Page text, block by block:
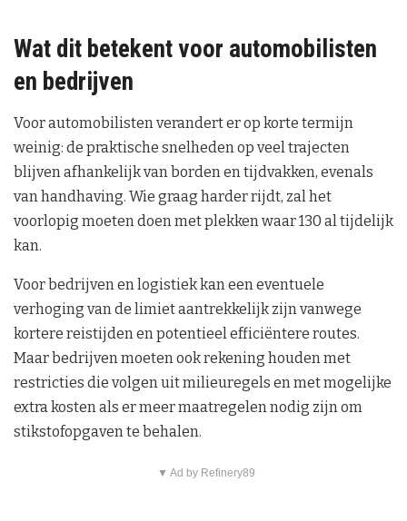
Wat dit betekent voor automobilisten
en bedrijven
Voor automobilisten verandert er op korte termijn
weinig: de praktische snelheden op veel trajecten
blijven afhankelijk van borden en tijdvakken, evenals
van handhaving. Wie graag harder rijdt, zal het
voorlopig moeten doen met plekken waar 130 al tijdelijk
kan.
Voor bedrijven en logistiek kan een eventuele
verhoging van de limiet aantrekkelijk zijn vanwege
kortere reistijden en potentieel efficiëntere routes.
Maar bedrijven moeten ook rekening houden met
restricties die volgen uit milieuregels en met mogelijke
extra kosten als er meer maatregelen nodig zijn om
stikstofopgaven te behalen.
▼ Ad by Refinery89